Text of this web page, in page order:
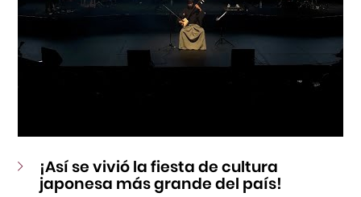
¡Así se vivió la fiesta de cultura
japonesa más grande del país!